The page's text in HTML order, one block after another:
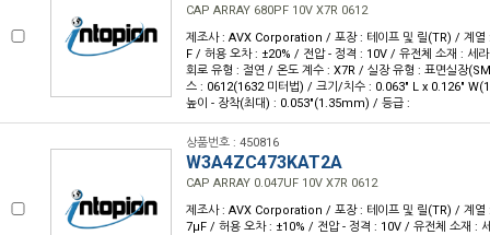
CAP ARRAY 680PF 10V X7R 0612
제조사 : AVX Corporation / 포장 : 테이프 및 릴(TR) / 계
F / 허용 오차 : ±20% / 전압 - 정격 : 10V / 유전체 소재 : 세
회로 유형 : 절연 / 온도 계수 : X7R / 실장 유형 : 표면실장
스 : 0612(1632 미터법) / 크기/치수 : 0.063" L x 0.126"
높이 - 장착(최대) : 0.053"(1.35mm) / 등급 :
상품번호 : 450816
W3A4ZC473KAT2A
CAP ARRAY 0.047UF 10V X7R 0612
제조사 : AVX Corporation / 포장 : 테이프 및 릴(TR) / 계열
7µF / 허용 오차 : ±10% / 전압 - 정격 : 10V / 유전체 소재 :